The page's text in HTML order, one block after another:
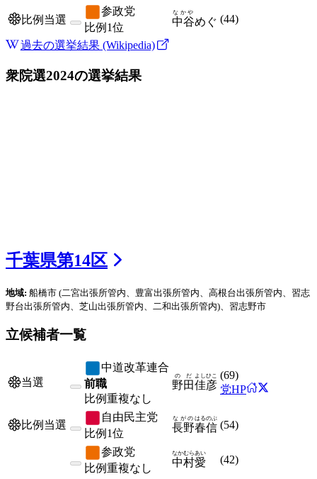
比例当選
参政党
比例 1位 中谷
なかや
めぐ (44)
過去の選挙結果 (Wikipedia)
衆院選2024の選挙結果
千葉県第14区
地域: 船橋市 (二宮出張所管内、豊富出張所管内、高根台出張所管内、習志
野台出張所管内、芝山出張所管内、二和出張所管内) 、習志野市
立候補者一覧
当選
中道改革連合
前職
比例重複なし
野田
のだ
佳彦
よしひこ (69)
党HP
比例当選
自由民主党
比例 1位 長野
ながの
春信
はるのぶ
(54)
参政党
比例重複なし 中村
なかむら
愛
あい
(42)